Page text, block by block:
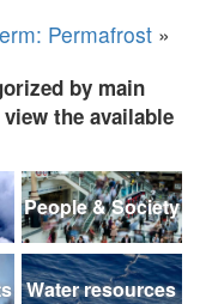
Permafrost »
by main
the available
People & Society
Water resources